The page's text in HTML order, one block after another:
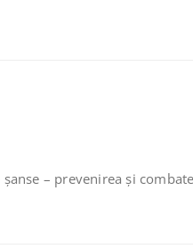
șanse – prevenirea şi